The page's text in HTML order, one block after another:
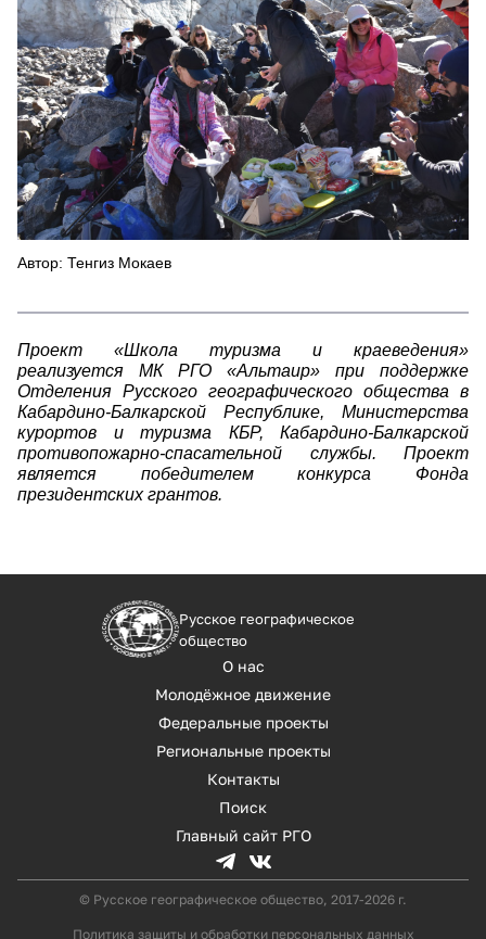
Автор: Тенгиз Мокаев
Проект «Школа туризма и краеведения»
реализуется МК РГО «Альтаир» при поддержке
Отделения Русского географического общества в
Кабардино-Балкарской Республике, Министерства
курортов и туризма КБР, Кабардино-Балкарской
противопожарно-спасательной службы. Проект
является победителем конкурса Фонда
президентских грантов.
Русское географическое
общество
О нас
Молодёжное движение
Федеральные проекты
Региональные проекты
Контакты
Поиск
Главный сайт РГО
© Русское географическое общество, 2017-2026 г.
Политика защиты и обработки персональных данных